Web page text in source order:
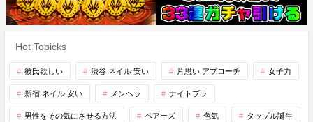
Hot Topicks
彼氏欲しい 渋谷 ネイル 安い 片思い アプローチ 女子力
新宿 ネイル 安い メンヘラ ナイトブラ
男性をその気にさせる方法 ペアーズ 色気 タップル誕生